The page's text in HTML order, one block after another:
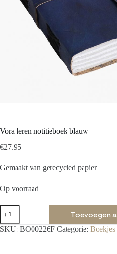
Vora leren notitieboek blauw
€27.95
Gemaakt van gerecycled papier
Op voorraad
Toevoegen
SKU: BO00226F Categorie: Boekjes